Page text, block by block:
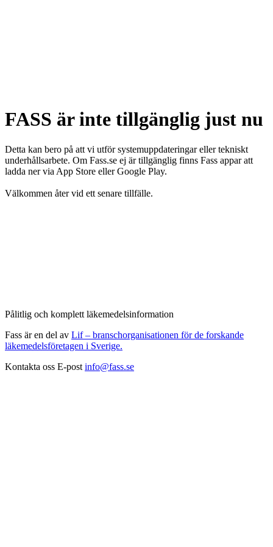
FASS är inte tillgänglig just nu
Detta kan bero på att vi utför systemuppdateringar eller tekniskt
underhållsarbete. Om Fass.se ej är tillgänglig finns Fass appar att
ladda ner via App Store eller Google Play.
Välkommen åter vid ett senare tillfälle.
Pålitlig och komplett läkemedelsinformation
Fass är en del av Lif – branschorganisationen för de forskande
läkemedelsföretagen i Sverige.
Kontakta oss E-post info@fass.se